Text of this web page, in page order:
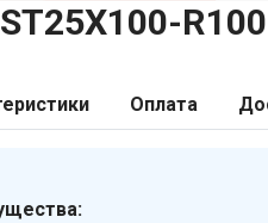
R100
Оплата